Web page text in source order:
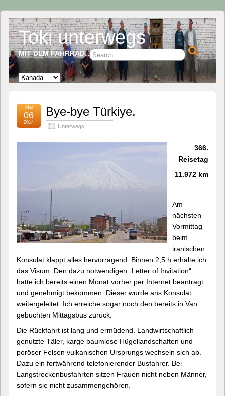
Toki unterwegs
MIT DEM FAHRRAD…
Bye-bye Türkiye.
Unterwegs
Mai
06
2014
366.
Reisetag
11.972 km
Am
nächsten
Vormittag
beim
iranischen
Konsulat klappt alles hervorragend. Binnen 2,5 h erhalte ich
das Visum. Den dazu notwendigen „Letter of Invitation“
hatte ich bereits einen Monat vorher per Internet beantragt
und genehmigt bekommen. Dieser wurde ans Konsulat
weitergeleitet. Ich erreiche sogar noch den bereits in Van
gebuchten Mittagsbus zurück.
Die Rückfahrt ist lang und ermüdend. Landwirtschaftlich
genutzte Täler, karge baumlose Hügellandschaften und
poröser Felsen vulkanischen Ursprungs wechseln sich ab.
Dazu ein fortwährend telefonierender Busfahrer. Bei
Langstreckenbusfahrten sitzen Frauen nicht neben Männer,
sofern sie nicht zusammengehören.